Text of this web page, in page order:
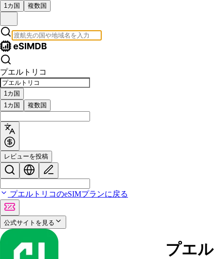
1カ国 複数国
プエルトリコ
1カ国
1カ国
複数国
レビューを投稿
プエルトリコのeSIMプランに戻る
公式サイトを見る
プエル